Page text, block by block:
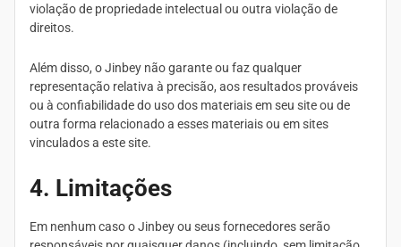
violação de propriedade intelectual ou outra violação de
direitos.
Além disso, o Jinbey não garante ou faz qualquer
representação relativa à precisão, aos resultados prováveis ​​
ou à confiabilidade do uso dos materiais em seu site ou de
outra forma relacionado a esses materiais ou em sites
vinculados a este site.
4. Limitações
Em nenhum caso o Jinbey ou seus fornecedores serão